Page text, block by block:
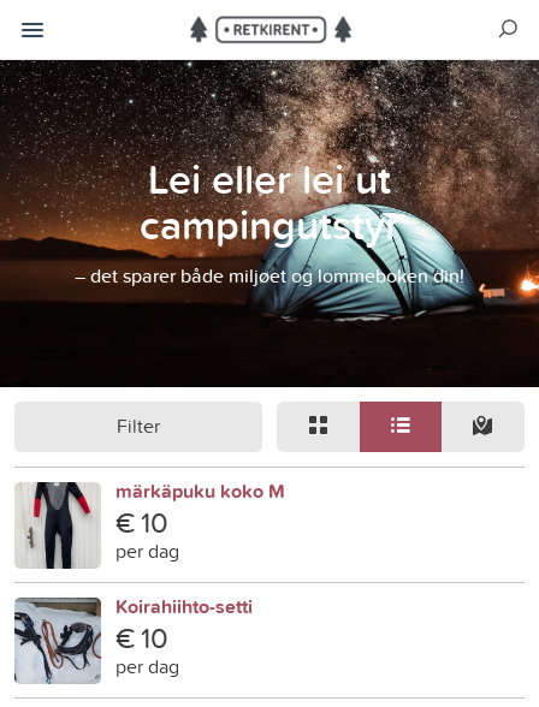
Lei eller lei ut
campingutstyr
– det sparer både miljøet og lommeboken din!
Filter
märkäpuku koko M
€ 10
per dag
Koirahiihto-setti
€ 10
per dag